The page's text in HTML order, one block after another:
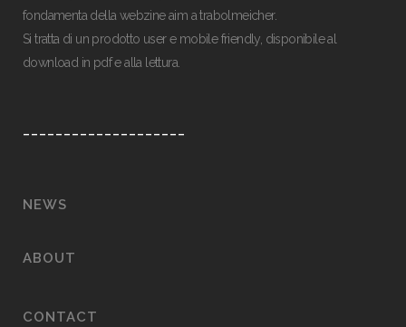
fondamenta della webzine aim a trabolmeicher.
Si tratta di un prodotto user e mobile friendly, disponibile al
download in pdf e alla lettura.
NEWS
ABOUT
CONTACT